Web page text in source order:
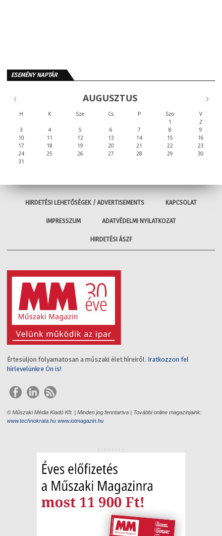
ESEMÉNY NAPTÁR
AUGUSZTUS
H K Sze Cs P Szo
V
1
2
3
4 5 6 7 8
9
10
11 12 13 14 15
16
17
18 19 20 21 22
23
24
25 26 27 28 29
30
31
HIRDETÉSI LEHETŐSÉGEK / ADVERTISEMENTS KAPCSOLAT
IMPRESSZUM ADATVÉDELMI NYILATKOZAT
HIRDETÉSI ÁSZF
Értesüljön folyamatosan a műszaki élet híreiről. Iratkozzon fel
hírlevelünkre Ön is!
© Műszaki Média Kiadó Kft. | Minden jog fenntartva | További online magazinjaink:
www.technokrata.hu www.iotmagazin.hu
HIRDETÉS